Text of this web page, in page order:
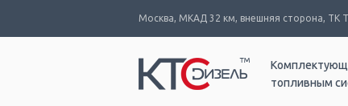
Москва, МКАД 32 км, внешняя сторона, ТК
топливным